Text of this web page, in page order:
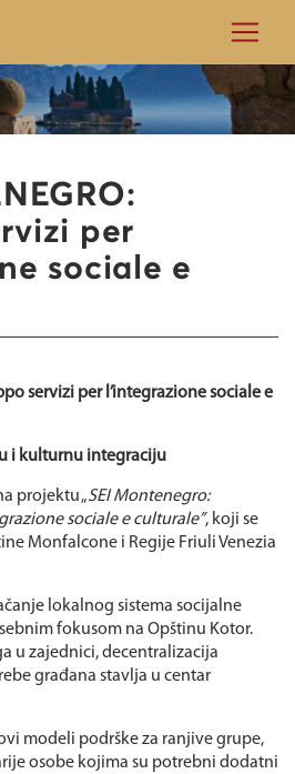
per
sociale e
servizi per l’integrazione sociale e
i kulturnu integraciju
projektu „SEI Montenegro:
sociale e culturale”, koji se
Monfalcone i Regije Friuli Venezia
lokalnog sistema socijalne
fokusom na Opštinu Kotor.
u zajednici, decentralizacija
građana stavlja u centar
modeli podrške za ranjive grupe,
osobe kojima su potrebni dodatni